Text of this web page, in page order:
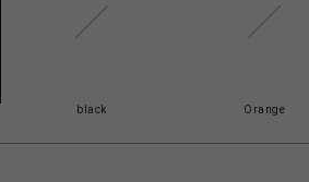
black Orange